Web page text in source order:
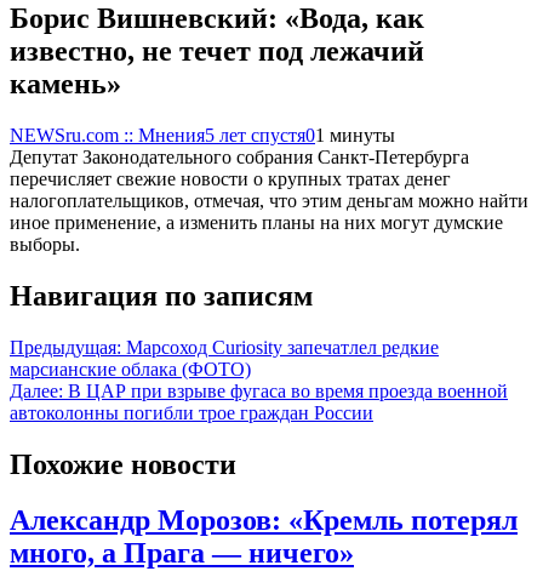
Борис Вишневский: «Вода, как
известно, не течет под лежачий
камень»
NEWSru.com :: Мнения5 лет спустя01 минуты
Депутат Законодательного собрания Санкт-Петербурга
перечисляет свежие новости о крупных тратах денег
налогоплательщиков, отмечая, что этим деньгам можно найти
иное применение, а изменить планы на них могут думские
выборы.
Навигация по записям
Предыдущая: Марсоход Curiosity запечатлел редкие
марсианские облака (ФОТО)
Далее: В ЦАР при взрыве фугаса во время проезда военной
автоколонны погибли трое граждан России
Похожие новости
Александр Морозов: «Кремль потерял
много, а Прага — ничего»